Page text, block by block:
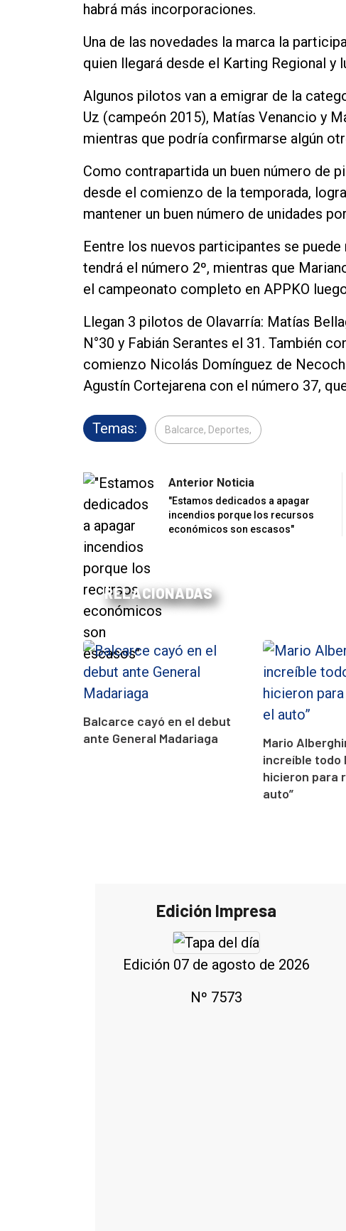
habrá más incorporaciones.
Una de las novedades la marca la
quien llegará desde el Karting Regional y
Algunos pilotos van a emigrar de la
Uz (campeón 2015), Matías Venancio y
mientras que podría confirmarse algún
Como contrapartida un buen número de
desde el comienzo de la temporada,
mantener un buen número de unidades
Eentre los nuevos participantes se
tendrá el número 2º, mientras que
el campeonato completo en APPKO
Llegan 3 pilotos de Olavarría: Matías
N°30 y Fabián Serantes el 31. También
comienzo Nicolás Domínguez de
Agustín Cortejarena con el número 37,
Temas: Balcarce, Deportes,
Anterior Noticia
"Estamos dedicados a apagar
incendios porque los recursos
económicos son escasos"
RELACIONADAS
Balcarce cayó en el debut
ante General Madariaga
Mario
increíble todo
hicieron para
auto”
Edición Impresa
Edición 07 de agosto de 2026
Nº 7573